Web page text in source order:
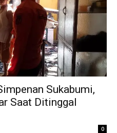
Sukabumi,
Saat Ditinggal
0